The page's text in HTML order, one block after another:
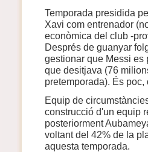
Temporada presidida
Xavi com entrenador
econòmica del club -
Després de guanyar
gestionar que Messi es
que desitjava (76
pretemporada). És
Equip de
construcció d'un equip
posteriorment
voltant del 42% de la
aquesta temporada.